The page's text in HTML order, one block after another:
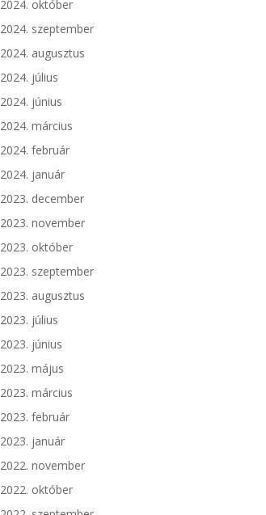
2024. október
2024. szeptember
2024. augusztus
2024. július
2024. június
2024. március
2024. február
2024. január
2023. december
2023. november
2023. október
2023. szeptember
2023. augusztus
2023. július
2023. június
2023. május
2023. március
2023. február
2023. január
2022. november
2022. október